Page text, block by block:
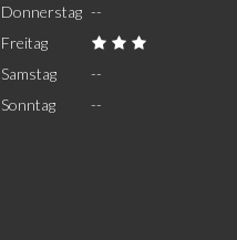
Donnerstag --
Freitag
Samstag
--
Sonntag
--